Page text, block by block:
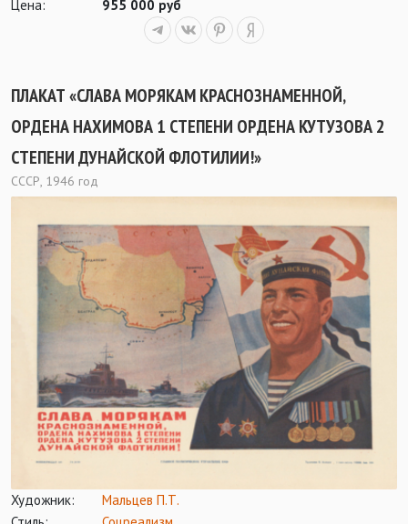
Цена:
955 000 руб
ПЛАКАТ «СЛАВА МОРЯКАМ КРАСНОЗНАМЕННОЙ,
ОРДЕНА НАХИМОВА 1 СТЕПЕНИ ОРДЕНА КУТУЗОВА 2
СТЕПЕНИ ДУНАЙСКОЙ ФЛОТИЛИИ!»
СССР, 1946 год
Художник:
Мальцев П.Т.